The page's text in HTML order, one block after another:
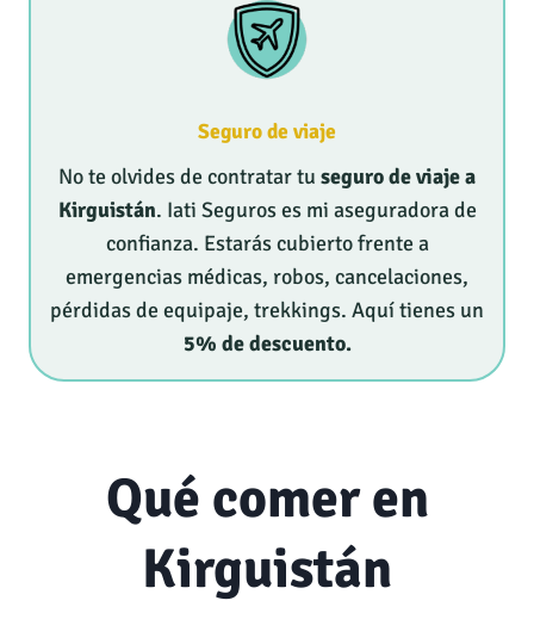
Seguro de viaje
No te olvides de contratar tu seguro de viaje a
Kirguistán. Iati Seguros es mi aseguradora de
confianza. Estarás cubierto frente a
emergencias médicas, robos, cancelaciones,
pérdidas de equipaje, trekkings. Aquí tienes un
5% de descuento.
Qué comer en
Kirguistán